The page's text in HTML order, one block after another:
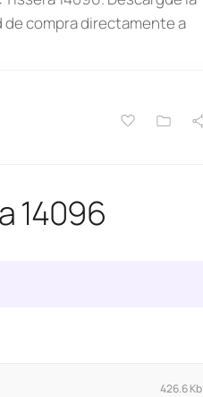
compra directamente a
14096
426.6 Kb